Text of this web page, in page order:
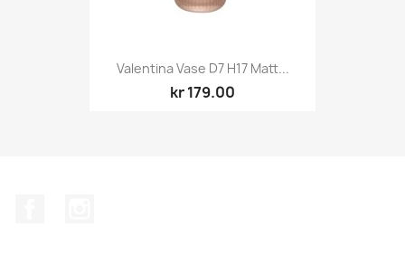
Valentina Vase D7 H17 Matt...
kr 179.00